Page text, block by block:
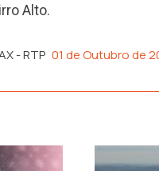
Alto.
- RTP 01 de Outubro de